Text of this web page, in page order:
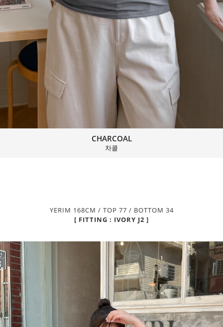
CHARCOAL
차콜
YERIM 168CM / TOP 77 / BOTTOM 34
[ FITTING : IVORY J2 ]